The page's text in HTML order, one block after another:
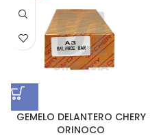
GEMELO DELANTERO CHERY
ORINOCO